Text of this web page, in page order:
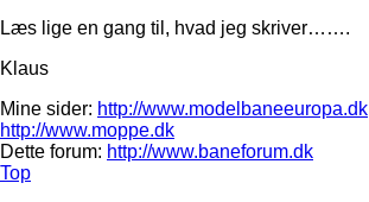
Læs lige en gang til, hvad jeg skriver…….
Klaus
Mine sider: http://www.modelbaneeuropa.dk
http://www.moppe.dk
Dette forum: http://www.baneforum.dk
Top